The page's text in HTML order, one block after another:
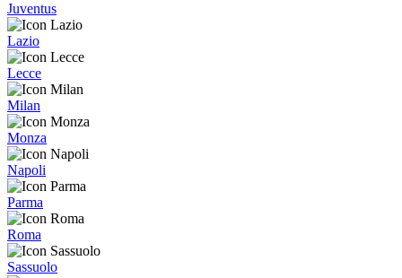
Juventus
Lazio
Lecce
Milan
Monza
Napoli
Parma
Roma
Sassuolo